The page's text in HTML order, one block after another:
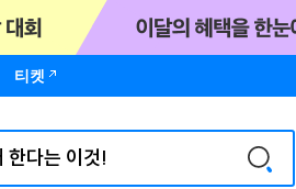
티켓